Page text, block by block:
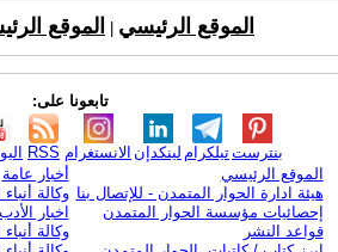
الموقع الرئيسي الموقع
تابعونا على:
RSS الانستغرام لينكدإن تيلكرامبنترست
الموقع الرئيسي
هيئة ادارة الحوار المتمدن - للإتصال بنا
إحصائيات مؤسسة الحوار المتمدن
قواعد النشر
أخبار عامة
وكالة
اخبار
وكالة أنباء